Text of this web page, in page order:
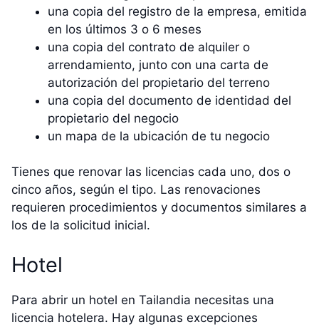
una copia del registro de la empresa, emitida
en los últimos 3 o 6 meses
una copia del contrato de alquiler o
arrendamiento, junto con una carta de
autorización del propietario del terreno
una copia del documento de identidad del
propietario del negocio
un mapa de la ubicación de tu negocio
Tienes que renovar las licencias cada uno, dos o
cinco años, según el tipo. Las renovaciones
requieren procedimientos y documentos similares a
los de la solicitud inicial.
Hotel
Para abrir un hotel en Tailandia necesitas una
licencia hotelera. Hay algunas excepciones